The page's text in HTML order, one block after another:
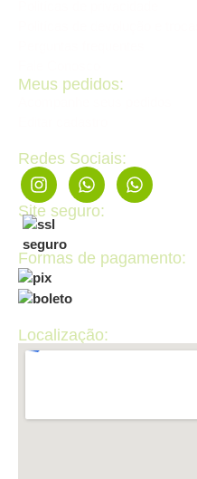
Meus pedidos:
Redes Sociais:
Site seguro:
Formas de pagamento:
Localização: